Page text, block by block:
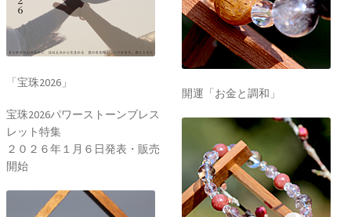
「宝珠2026」
宝珠2026パワーストーンブレス
レット特集
２０２６年１月６日発表・販売
開始
開運「お金と調和」